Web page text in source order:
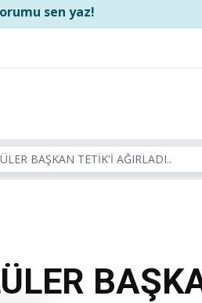
sen yaz!
BAŞKAN TETİK'İ AĞIRLADI..